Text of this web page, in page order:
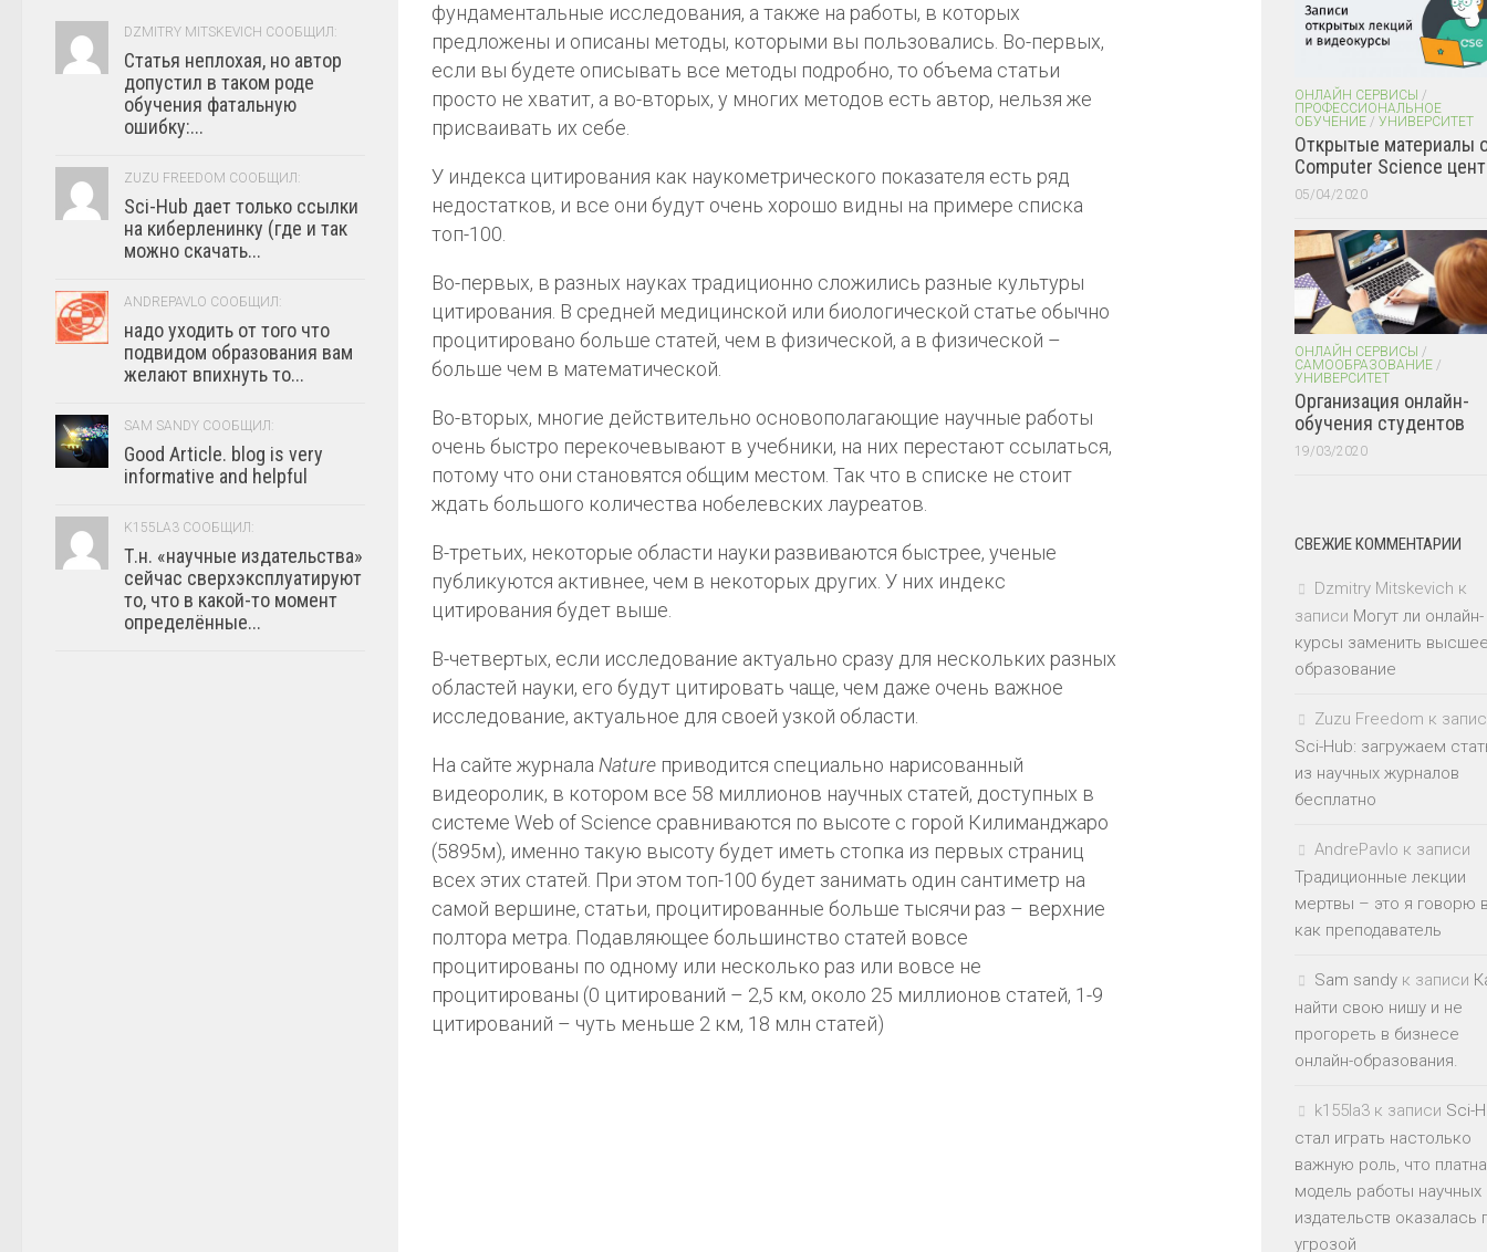
фундаментальные исследования, а также на работы, в которых
предложены и описаны методы, которыми вы пользовались. Во-первых,
если вы будете описывать все методы подробно, то объема статьи
просто не хватит, а во-вторых, у многих методов есть автор, нельзя же
присваивать их себе.
У индекса цитирования как наукометрического показателя есть ряд
недостатков, и все они будут очень хорошо видны на примере списка
топ-100.
Во-первых, в разных науках традиционно сложились разные культуры
цитирования. В средней медицинской или биологической статье обычно
процитировано больше статей, чем в физической, а в физической –
больше чем в математической.
Во-вторых, многие действительно основополагающие научные работы
очень быстро перекочевывают в учебники, на них перестают ссылаться,
потому что они становятся общим местом. Так что в списке не стоит
ждать большого количества нобелевских лауреатов.
В-третьих, некоторые области науки развиваются быстрее, ученые
публикуются активнее, чем в некоторых других. У них индекс
цитирования будет выше.
В-четвертых, если исследование актуально сразу для нескольких разных
областей науки, его будут цитировать чаще, чем даже очень важное
исследование, актуальное для своей узкой области.
На сайте журнала Nature приводится специально нарисованный
видеоролик, в котором все 58 миллионов научных статей, доступных в
системе Web of Science сравниваются по высоте с горой Килиманджаро
(5895м), именно такую высоту будет иметь стопка из первых страниц
всех этих статей. При этом топ-100 будет занимать один сантиметр на
самой вершине, статьи, процитированные больше тысячи раз – верхние
полтора метра. Подавляющее большинство статей вовсе
процитированы по одному или несколько раз или вовсе не
процитированы (0 цитирований – 2,5 км, около 25 миллионов статей, 1-9
цитирований – чуть меньше 2 км, 18 млн статей)
DZMITRY MITSKEVICH СООБЩИЛ:
Статья неплохая, но автор
допустил в таком роде
обучения фатальную
ошибку:...
ZUZU FREEDOM СООБЩИЛ:
Sci-Hub дает только ссылки
на киберленинку (где и так
можно скачать...
ANDREPAVLO СООБЩИЛ:
надо уходить от того что
подвидом образования вам
желают впихнуть то...
SAM SANDY СООБЩИЛ:
Good Article. blog is very
informative and helpful
K155LA3 СООБЩИЛ:
Т.н. «научные издательства»
сейчас сверхэксплуатируют
то, что в какой-то момент
определённые...
ОНЛАЙН СЕРВИСЫ /
ПРОФЕССИОНАЛЬНОЕ
ОБУЧЕНИЕ / УНИВЕРСИТЕТ
Открытые материалы
Computer Science
05/04/2020
ОНЛАЙН СЕРВИСЫ /
САМООБРАЗОВАНИЕ /
УНИВЕРСИТЕТ
Организация онлайн-
обучения студентов
19/03/2020
СВЕЖИЕ КОММЕНТАРИИ
Dzmitry Mitskevich к
записи Могут ли онлайн-
курсы заменить
образование
Zuzu Freedom к
Sci-Hub: загружаем
из научных журналов
бесплатно
AndrePavlo к записи
Традиционные лекции
мертвы – это я говорю
как преподаватель
Sam sandy к записи
найти свою нишу и не
прогореть в бизнесе
онлайн-образования.
k155la3 к записи Sci-
стал играть настолько
важную роль, что
модель работы научных
издательств оказалась
угрозой